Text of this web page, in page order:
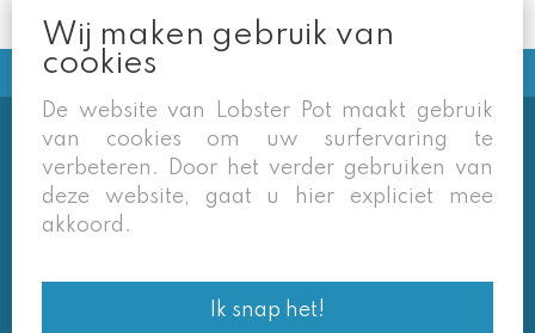
Soms vermelden derden sites
(google/overzichtssites) een tarief dat niet meer
van toepassing is. Enkel de prijzen op onze eigen
recht voor om ook van daar geafficheerde prijzen
af te wijken.
Wij maken gebruik van
cookies
De website van Lobster Pot maakt gebruik
van cookies om uw surfervaring te
verbeteren. Door het verder gebruiken van
deze website, gaat u hier expliciet mee
akkoord.
Ik snap het!